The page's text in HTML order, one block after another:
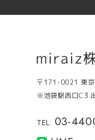
〒171-0021 東
※池袋駅西口C３
TEL. 03-